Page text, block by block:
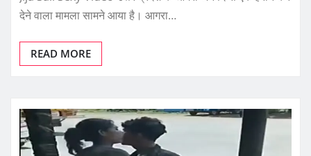
देने वाला मामला सामने आया है। आगरा…
READ MORE